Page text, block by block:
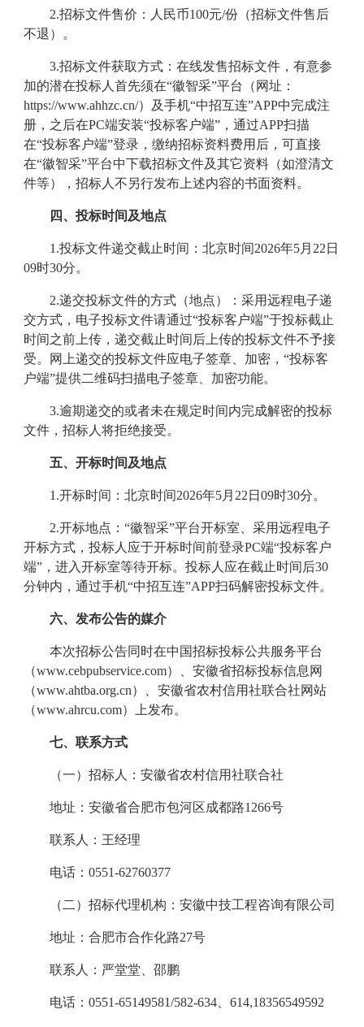
2.招标文件售价 ：人民币100元/份（招标文件售后
不退）。
3.招标文件获取方式： 在线发售招标文件，有意参
加的潜在投标人首先须在“徽智采”平台（网址：
https://www.ahhzc.cn/）及手机“中招互连”APP中完成注
册，之后在PC端安装“投标客户端”，通过APP扫描
在“投标客户端”登录，缴纳招标资料费用后，可直接
在“徽智采”平台中下载招标文件及其它资料（如澄清文
件等），招标人不另行发布上述内容的书面资料。
四、 投标时间及地点
1.投标文件递交截止时间：北京时间2026年5月 22 日
09时30分。
2.递交投标文件的方式（地点）： 采用远程电子递
交方式，电子投标文件请通过“投标客户端”于投标截止
时间之前上传，递交截止时间后上传的投标文件不予接
受。网上递交的投标文件应电子签章、加密，“投标客
户端”提供二维码扫描电子签章、加密功能。
3.逾期递交的或者未在规定时间内完成解密的投标
文件，招标人将拒绝接受。
五、 开标时间及地点
1.开标时间： 北京时间2026年5月 22 日 09时30分。
2.开标地点： “徽智采”平台开标室、采用远程电子
开标方式，投标人应于开标时间前登录PC端“投标客户
端”，进入开标室等待开标。投标人应在截止时间后30
分钟内，通过手机“中招互连”APP扫码解密投标文件。
六、 发布公告的媒介
本次招标公告同时在中国招标投标公共服务平台
（www.cebpubservice.com）、安徽省招标投标信息网
（www.ahtba.org.cn）、安徽省农村信用社联合社网站
（www.ahrcu.com）上发布。
七、 联系方式
（一）招标人：安徽省农村信用社联合社
地址：安徽省合肥市包河区成都路1266号
联系人： 王经理
电话：0551-62760377
（二）招标代理机构： 安徽中技工程咨询有限公司
地址： 合肥市合作化路27号
联系人： 严堂堂、邵鹏
电话： 0551-65149581/582-634、614,18356549592